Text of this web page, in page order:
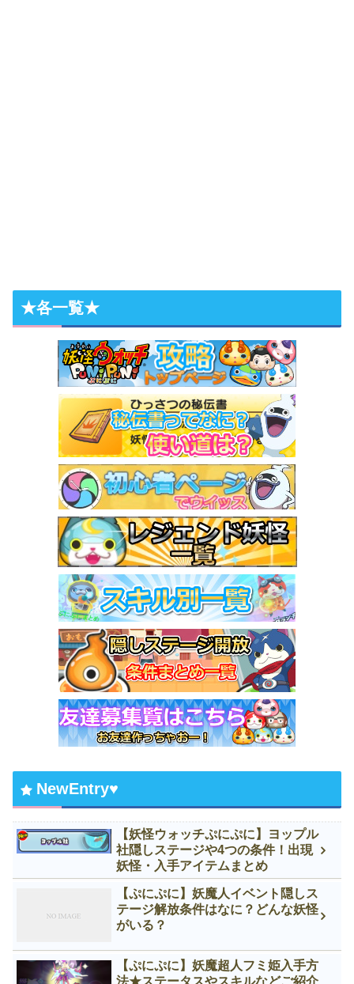
★各一覧★
NewEntry♥
【妖怪ウォッチぷにぷに】ヨップル
社隠しステージや4つの条件！出現
妖怪・入手アイテムまとめ
【ぷにぷに】妖魔人イベント隠しス
テージ解放条件はなに？どんな妖怪
がいる？
【ぷにぷに】妖魔超人フミ姫入手方